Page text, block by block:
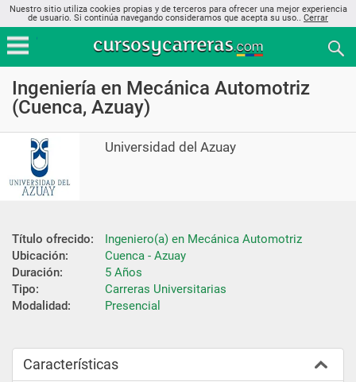
Nuestro sitio utiliza cookies propias y de terceros para ofrecer una mejor experiencia
de usuario. Si continúa navegando consideramos que acepta su uso.. Cerrar
Ingeniería en Mecánica Automotriz
(Cuenca, Azuay)
Universidad del Azuay
Título ofrecido:
Ingeniero(a) en Mecánica Automotriz
Ubicación:
Cuenca - Azuay
Duración:
5 Años
Tipo:
Carreras Universitarias
Modalidad:
Presencial
Características